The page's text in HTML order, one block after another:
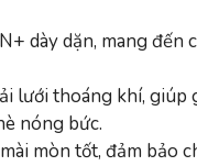
dày dặn, mang đến
lưới thoáng khí, giúp
nóng bức.
mòn tốt, đảm bảo